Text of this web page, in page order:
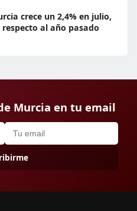
crece un 2,4% en julio,
al año pasado
Murcia en tu email